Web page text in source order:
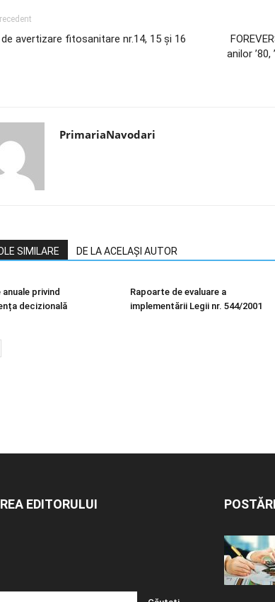
avertizare fitosanitare nr.14, 15 și 16
anilor
PrimariaNavodari
SIMILARE DE LA ACELAȘI AUTOR
privind
decizională
Rapoarte de evaluare a
implementării Legii nr. 544/2001
EDITORULUI